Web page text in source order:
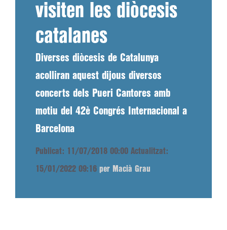
visiten les diòcesis
catalanes
Diverses diòcesis de Catalunya
acolliran aquest dijous diversos
concerts dels Pueri Cantores amb
motiu del 42è Congrés Internacional a
Barcelona
Publicat: 11/07/2018 00:00 Actualitzat:
15/01/2022 09:16 per Macià Grau